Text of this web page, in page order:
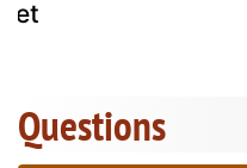
et
Questions